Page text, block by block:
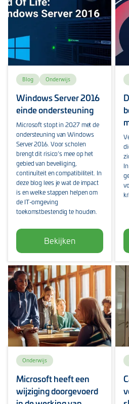
Blog Onderwijs
Windows Server 2016
einde ondersteuning
Microsoft stopt in 2027 met de
ondersteuning van Windows
Server 2016. Voor scholen
brengt dit risico’s mee op het
gebied van beveiliging,
continuïteit en compatibiliteit. In
deze blog lees je wat de impact
is en welke stappen helpen om
de IT-omgeving
toekomstbestendig te houden.
Bekijken
Onderwijs
Microsoft heeft een
wijziging doorgevoerd